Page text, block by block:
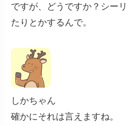
ですが、どうですか？シー
たりとかするんで。
しかちゃん
確かにそれは言えますね。